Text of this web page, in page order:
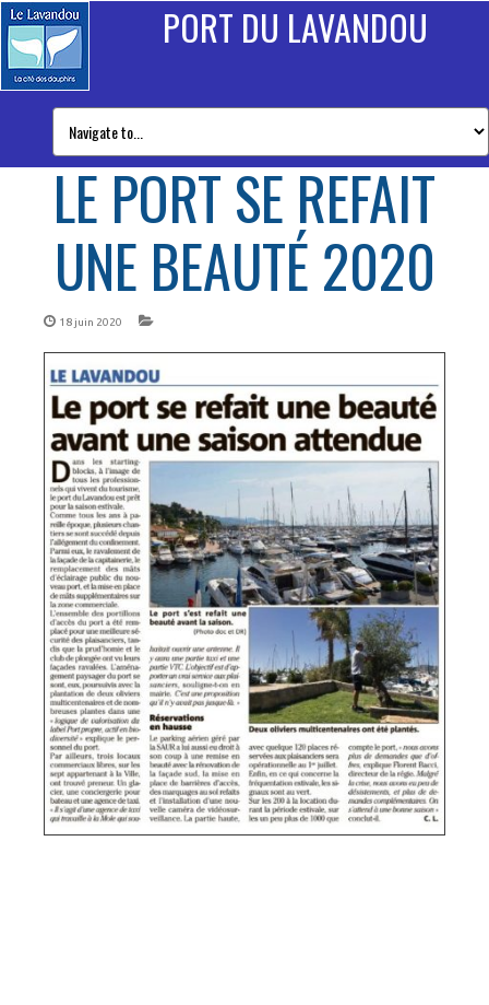
PORT DU LAVANDOU
LE PORT SE REFAIT
UNE BEAUTÉ 2020
18 juin 2020